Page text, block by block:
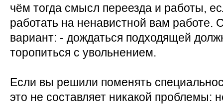
чём тогда смысл переезда и работы,
работать на ненавистной вам
вариант: - дождаться подходящей
торопиться с увольнением.
Если вы решили поменять
это не составляет никакой проблемы: